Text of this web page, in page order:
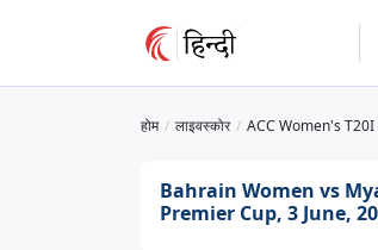
होम लाइवस्कोर ACC Women's
Bahrain Women vs
Premier Cup, 3 June,